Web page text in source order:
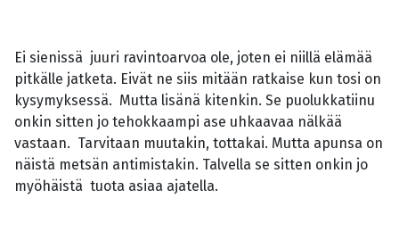
Ei sienissä juuri ravintoarvoa ole, joten ei niillä elämää
pitkälle jatketa. Eivät ne siis mitään ratkaise kun tosi on
kysymyksessä. Mutta lisänä kitenkin. Se puolukkatiinu
onkin sitten jo tehokkaampi ase uhkaavaa nälkää
vastaan. Tarvitaan muutakin, tottakai. Mutta apunsa on
näistä metsän antimistakin. Talvella se sitten onkin jo
myöhäistä tuota asiaa ajatella.